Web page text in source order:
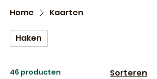
Home Kaarten
Haken
46 producten Sorteren